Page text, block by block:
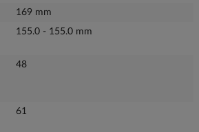
169 mm
155.0 - 155.0 mm
48
61